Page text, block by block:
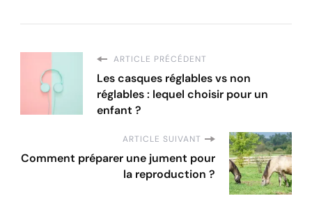
ARTICLE PRÉCÉDENT
Les casques réglables vs non
réglables : lequel choisir pour un
enfant ?
ARTICLE SUIVANT
Comment préparer une jument pour
la reproduction ?